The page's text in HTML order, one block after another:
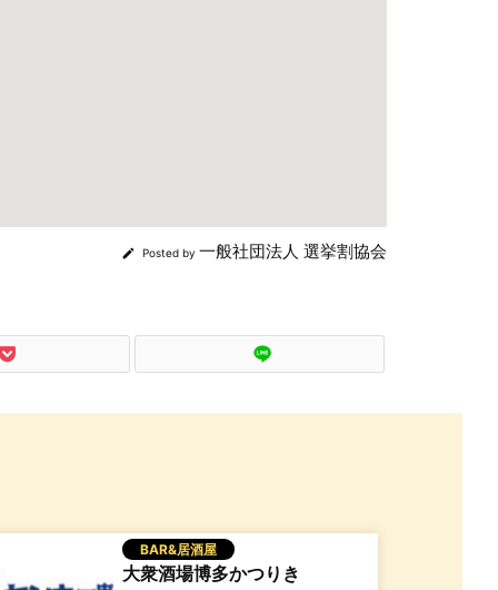
 Posted by 一般社団法人 選挙割協会
BAR&居酒屋
大衆酒場博多かつりき